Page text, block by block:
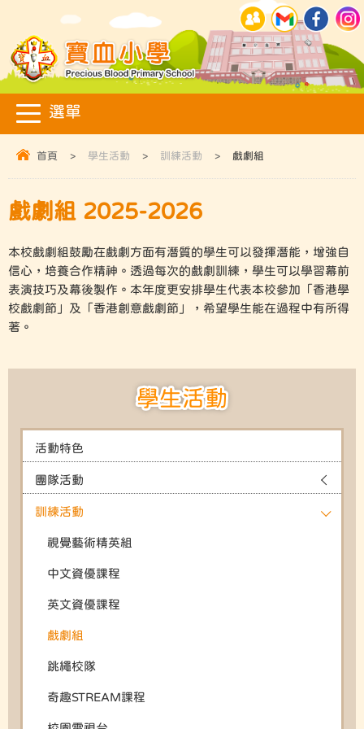
首頁 > 學生活動 > 訓練活動 > 戲劇組
戲劇組 2025-2026
本校戲劇組鼓勵在戲劇方面有潛質的學生可以發揮潛能，增強自
信心，培養合作精神。透過每次的戲劇訓練，學生可以學習幕前
表演技巧及幕後製作。本年度更安排學生代表本校參加「香港學
校戲劇節」及「香港創意戲劇節」，希望學生能在過程中有所得
著。
學生活動
活動特色
團隊活動
訓練活動
視覺藝術精英組
中文資優課程
英文資優課程
戲劇組
跳繩校隊
奇趣STREAM課程